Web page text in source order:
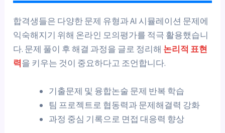
합격생들은 다양한 문제 유형과 AI 시뮬레이션 문제에
익숙해지기 위해 온라인 모의평가를 적극 활용했습니
다. 문제 풀이 후 해결 과정을 글로 정리해 논리적 표현
력을 키우는 것이 중요하다고 조언합니다.
기출문제 및 융합논술 문제 반복 학습
팀 프로젝트로 협동력과 문제해결력 강화
과정 중심 기록으로 면접 대응력 향상